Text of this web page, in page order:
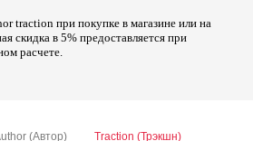
traction при покупке в магазине или на
скидка в 5% предоставляется при
расчете.
(Автор) Traction (Трэкшн)